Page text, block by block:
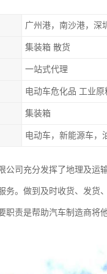
广州港，南沙港，深
集装箱 散货
一站式代理
电动车危化品 工业原
集装箱
电动车，新能源车，
公司充分发挥了地理及运
务。做到及时收货、发货
职责是帮助汽车制造商将